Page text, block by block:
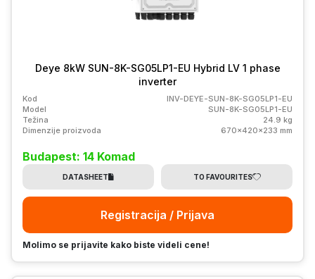
Deye 8kW SUN-8K-SG05LP1-EU Hybrid LV 1 phase
inverter
Kod
INV-DEYE-SUN-8K-SG05LP1-EU
Model
SUN-8K-SG05LP1-EU
Težina
24.9 kg
Dimenzije proizvoda
670x420x233 mm
Budapest: 14 Komad
DATASHEET TO FAVOURITES
Registracija / Prijava
Molimo se prijavite kako biste videli cene!